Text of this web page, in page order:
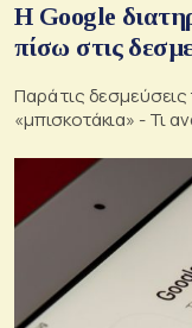
Η Google
πίσω στις
Παρά τις δεσμεύσεις
«μπισκοτάκια» - Τι